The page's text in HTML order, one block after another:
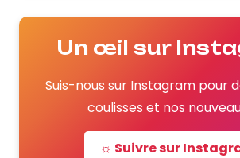
Un œil sur
Suis-nous sur Instagram pour
coulisses et nos
☼ Suivre sur